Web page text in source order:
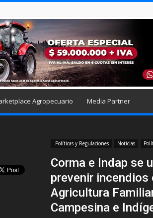
Agropecuario Media Partner
Políticas y Regulaciones Noticias
Corma e Indap se
prevenir incendios
Agricultura
Campesina e